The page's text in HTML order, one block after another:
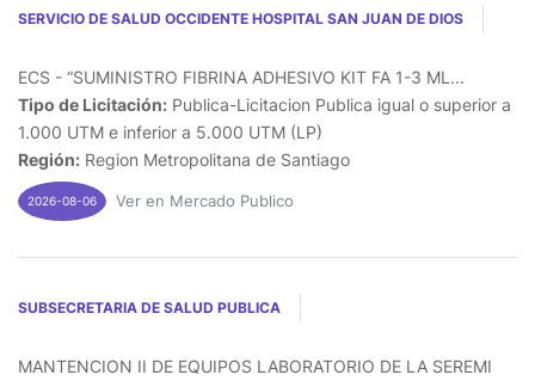
SERVICIO DE SALUD OCCIDENTE HOSPITAL SAN JUAN DE DIOS
ECS - “SUMINISTRO FIBRINA ADHESIVO KIT FA 1-3 ML...
Tipo de Licitación: Publica-Licitacion Publica igual o superior a
1.000 UTM e inferior a 5.000 UTM (LP)
Región: Region Metropolitana de Santiago
2026-08-06 Ver en Mercado Publico
SUBSECRETARIA DE SALUD PUBLICA
MANTENCION II DE EQUIPOS LABORATORIO DE LA SEREMI